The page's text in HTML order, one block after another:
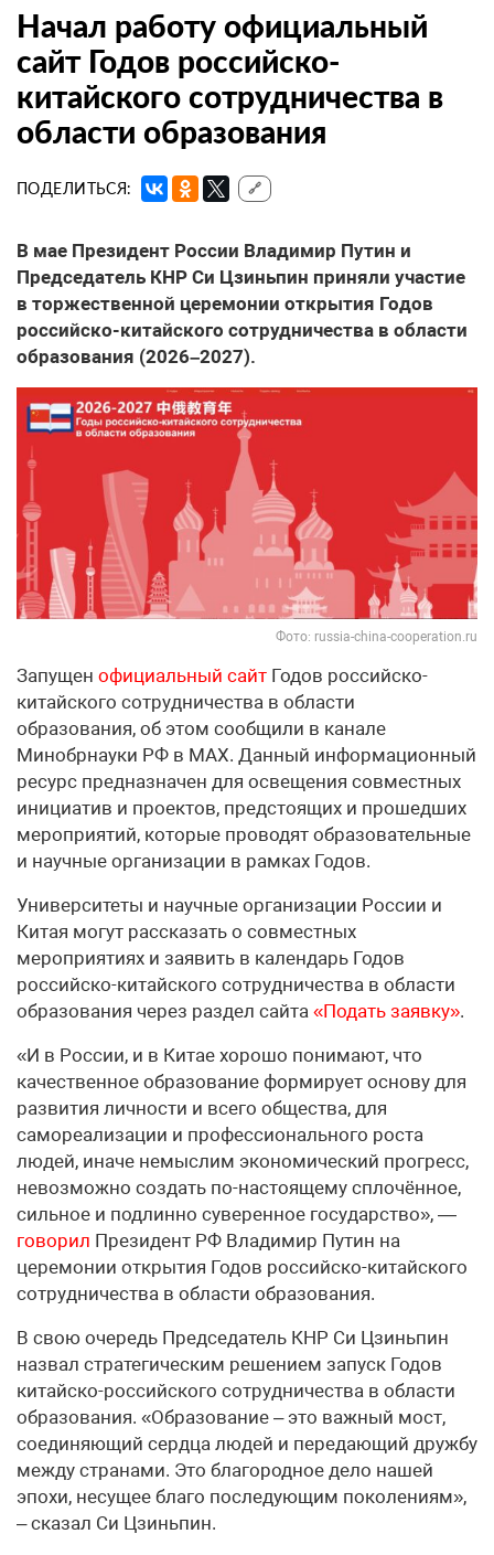
Начал работу официальный
сайт Годов российско-
китайского сотрудничества в
области образования
ПОДЕЛИТЬСЯ: 🔗
В мае Президент России Владимир Путин и
Председатель КНР Си Цзиньпин приняли участие
в торжественной церемонии открытия Годов
российско-китайского сотрудничества в области
образования (2026–2027).
Фото: russia-china-cooperation.ru
Запущен официальный сайт Годов российско-
китайского сотрудничества в области
образования, об этом сообщили в канале
Минобрнауки РФ в МАХ. Данный информационный
ресурс предназначен для освещения совместных
инициатив и проектов, предстоящих и прошедших
мероприятий, которые проводят образовательные
и научные организации в рамках Годов.
Университеты и научные организации России и
Китая могут рассказать о совместных
мероприятиях и заявить в календарь Годов
российско-китайского сотрудничества в области
образования через раздел сайта «Подать заявку».
«И в России, и в Китае хорошо понимают, что
качественное образование формирует основу для
развития личности и всего общества, для
самореализации и профессионального роста
людей, иначе немыслим экономический прогресс,
невозможно создать по-настоящему сплочённое,
сильное и подлинно суверенное государство», —
говорил Президент РФ Владимир Путин на
церемонии открытия Годов российско-китайского
сотрудничества в области образования.
В свою очередь Председатель КНР Си Цзиньпин
назвал стратегическим решением запуск Годов
китайско-российского сотрудничества в области
образования. «Образование – это важный мост,
соединяющий сердца людей и передающий дружбу
между странами. Это благородное дело нашей
эпохи, несущее благо последующим поколениям»,
– сказал Си Цзиньпин.